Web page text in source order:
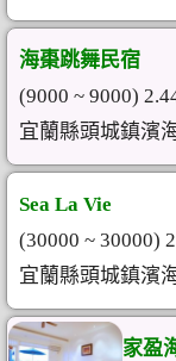
海棗跳舞民宿
(9000 ~ 9000)
宜蘭縣頭城鎮濱
Sea La Vie
(30000 ~ 30000)
宜蘭縣頭城鎮濱
家盈